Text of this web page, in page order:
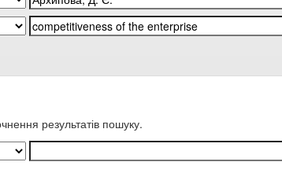
результатів пошуку.